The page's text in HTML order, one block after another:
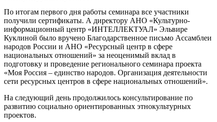
По итогам первого дня работы семинара все участники
получили сертификаты. А директору АНО «Культурно-
информационный центр «ИНТЕЛЛЕКТУАЛ» Эльвире
Куклиной было вручено Благодарственное письмо Ассамблеи
народов России и АНО «Ресурсный центр в сфере
национальных отношений» за неоценимый вклад в
подготовку и проведение регионального семинара проекта
«Моя Россия – единство народов. Организация деятельности
сети ресурсных центров в сфере национальных отношений».
На следующий день продолжилось консультирование по
развитию социально ориентированных этнокультурных
проектов.